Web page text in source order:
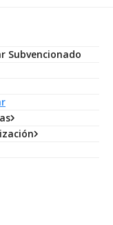
Subvencionado